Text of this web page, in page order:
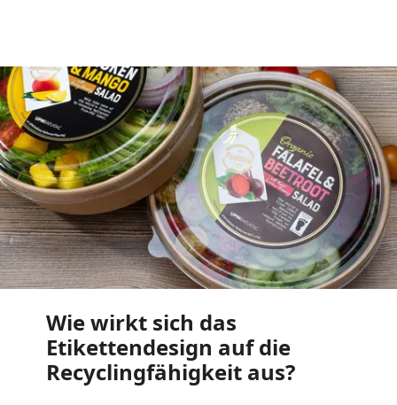
Wie wirkt sich das
Etikettendesign auf die
Recyclingfähigkeit aus?